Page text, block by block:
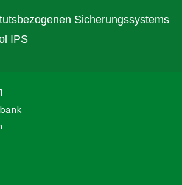
Sicherungssystems
IPS